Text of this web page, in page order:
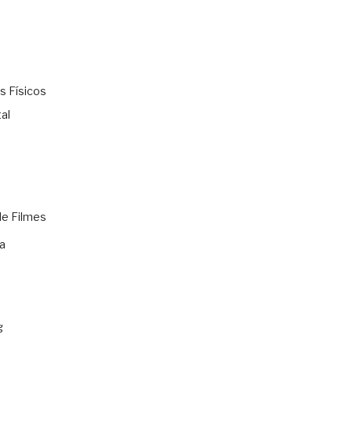
Físicos
Filmes